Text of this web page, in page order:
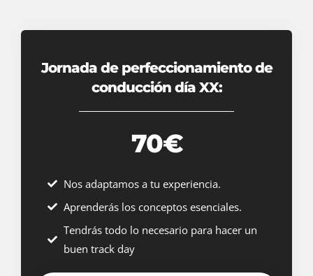
Jornada de perfeccionamiento de
conducción día XX:
70€
Nos adaptamos a tu experiencia.
Aprenderás los conceptos esenciales.
Tendrás todo lo necesario para hacer un
buen track day